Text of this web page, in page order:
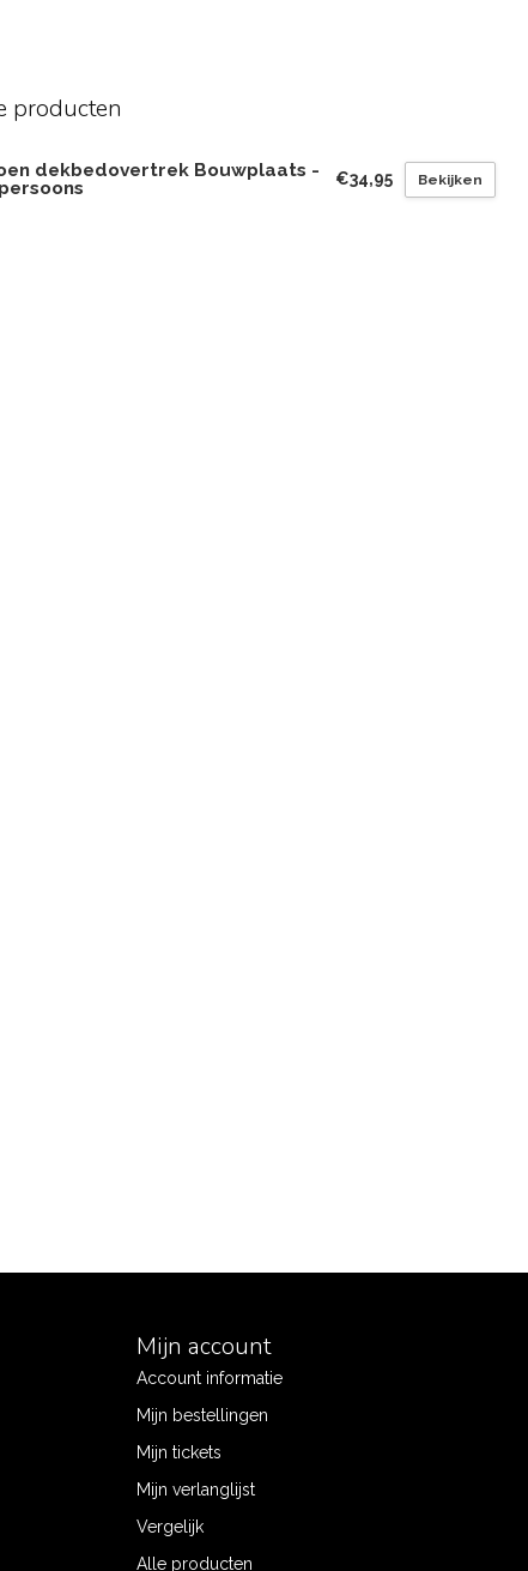
producten
dekbedovertrek Bouwplaats -
€34,95 Bekijken
Mijn account
Account informatie
Mijn bestellingen
Mijn tickets
Mijn verlanglijst
Vergelijk
Alle producten